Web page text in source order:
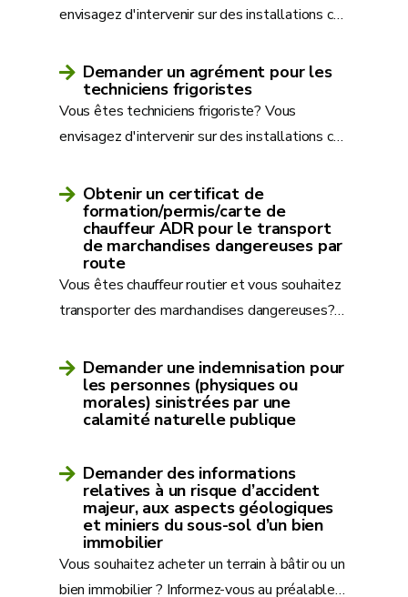
envisagez d'intervenir sur des installations c…
Demander un agrément pour les
techniciens frigoristes
Vous êtes techniciens frigoriste? Vous
envisagez d'intervenir sur des installations c…
Obtenir un certificat de
formation/permis/carte de
chauffeur ADR pour le transport
de marchandises dangereuses par
route
Vous êtes chauffeur routier et vous souhaitez
transporter des marchandises dangereuses?…
Demander une indemnisation pour
les personnes (physiques ou
morales) sinistrées par une
calamité naturelle publique
Demander des informations
relatives à un risque d’accident
majeur, aux aspects géologiques
et miniers du sous-sol d’un bien
immobilier
Vous souhaitez acheter un terrain à bâtir ou un
bien immobilier ? Informez-vous au préalable…